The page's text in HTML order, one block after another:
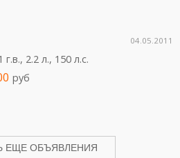
04.05.2011
г.в., 2.2 л., 150 л.c.
руб
ЕЩЕ ОБЪЯВЛЕНИЯ